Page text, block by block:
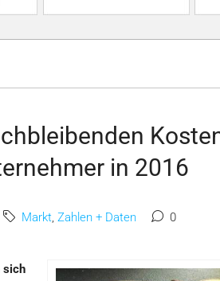
in 2016
Markt, Zahlen + Daten 0
sich